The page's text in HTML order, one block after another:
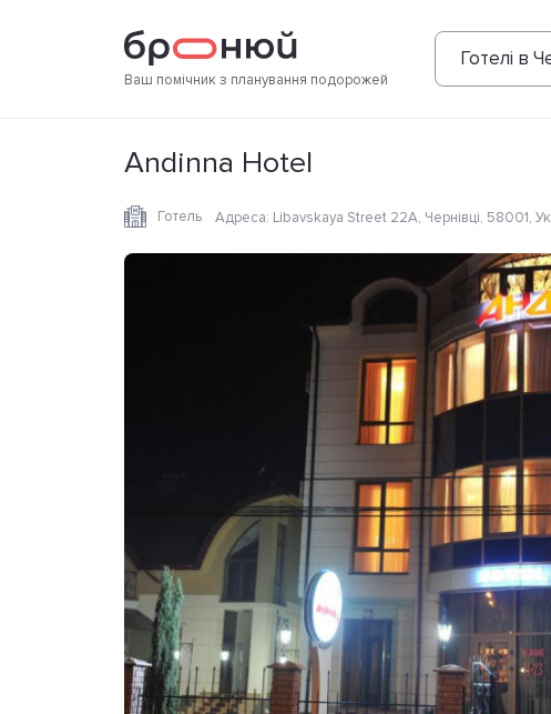
Ваш помічник з планування подорожей
Готелі в
Фотографії Зручності Розташування
Andinna Hotel
Готель Адреса: Libavskaya Street 22A, Чернівці, 58001,